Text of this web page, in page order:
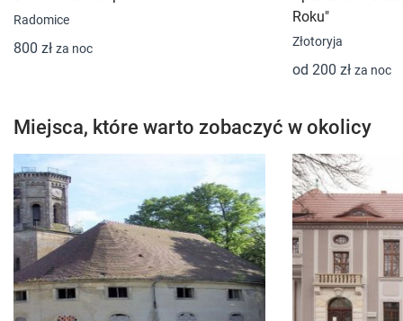
Radomice
800 zł za noc
Roku"
Złotoryja
od 200 zł za noc
Miejsca, które warto zobaczyć w okolicy